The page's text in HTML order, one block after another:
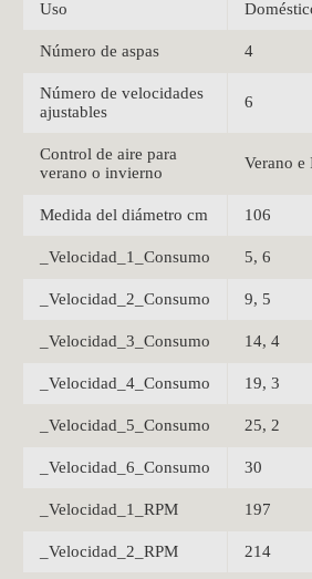
Uso
Número de aspas 4
Número de velocidades
ajustables
6
Control de aire para
verano o invierno
Verano e
Medida del diámetro cm 106
_Velocidad_1_Consumo 5, 6
_Velocidad_2_Consumo 9, 5
_Velocidad_3_Consumo 14, 4
_Velocidad_4_Consumo 19, 3
_Velocidad_5_Consumo 25, 2
_Velocidad_6_Consumo 30
_Velocidad_1_RPM 197
_Velocidad_2_RPM 214